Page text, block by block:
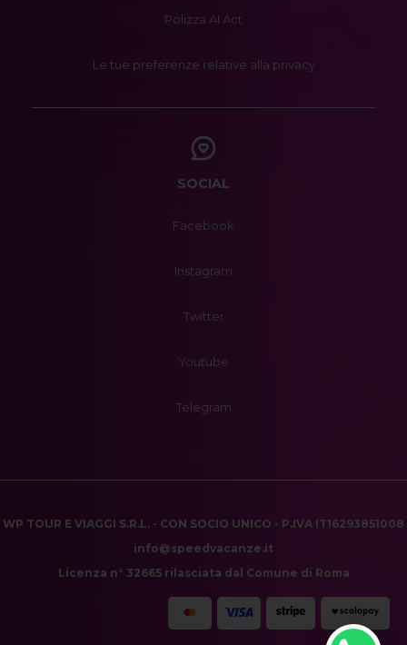
Polizza AI Act
Le tue preferenze relative alla privacy
SOCIAL
Facebook
Instagram
Twitter
Youtube
Telegram
WP TOUR E VIAGGI S.R.L. - CON SOCIO UNICO - P.IVA IT16293851008
info@speedvacanze.it
Licenza n° 32665 rilasciata dal Comune di Roma